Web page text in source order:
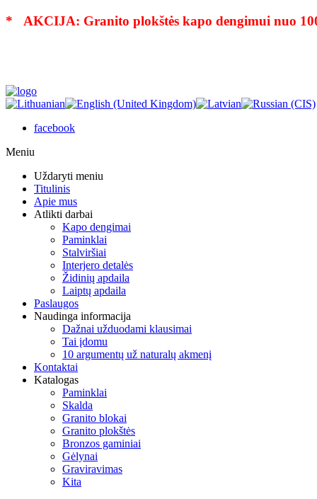
* AKCIJA: Granito plokštės kapo dengimui nuo
facebook
Meniu
Uždaryti meniu
Titulinis
Apie mus
Atlikti darbai
Kapo dengimai
Paminklai
Stalviršiai
Interjero detalės
Židinių apdaila
Laiptų apdaila
Paslaugos
Naudinga informacija
Dažnai užduodami klausimai
Tai įdomu
10 argumentų už naturalų akmenį
Kontaktai
Katalogas
Paminklai
Skalda
Granito blokai
Granito plokštės
Bronzos gaminiai
Gėlynai
Graviravimas
Kita